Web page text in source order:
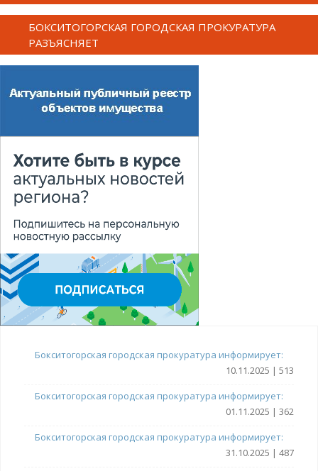
БОКСИТОГОРСКАЯ ГОРОДСКАЯ ПРОКУРАТУРА
РАЗЪЯСНЯЕТ
Бокситогорская городская прокуратура информирует:
10.11.2025 | 513
Бокситогорская городская прокуратура информирует:
01.11.2025 | 362
Бокситогорская городская прокуратура информирует:
31.10.2025 | 487